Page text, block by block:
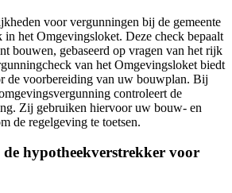
voor vergunningen bij de gemeente
het Omgevingsloket. Deze check bepaalt
bouwen, gebaseerd op vragen van het rijk
van het Omgevingsloket biedt
de voorbereiding van uw bouwplan. Bij
controleert de
Zij gebruiken hiervoor uw bouw- en
de regelgeving te toetsen.
hypotheekverstrekker voor